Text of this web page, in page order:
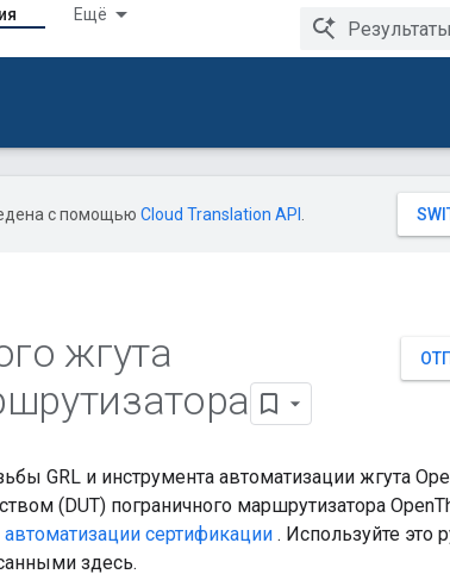
Ещё
с помощью Cloud Translation API
жгута
GRL и инструмента автоматизации жгута
(DUT) пограничного маршрутизатора
сертификации . Используйте это
здесь.